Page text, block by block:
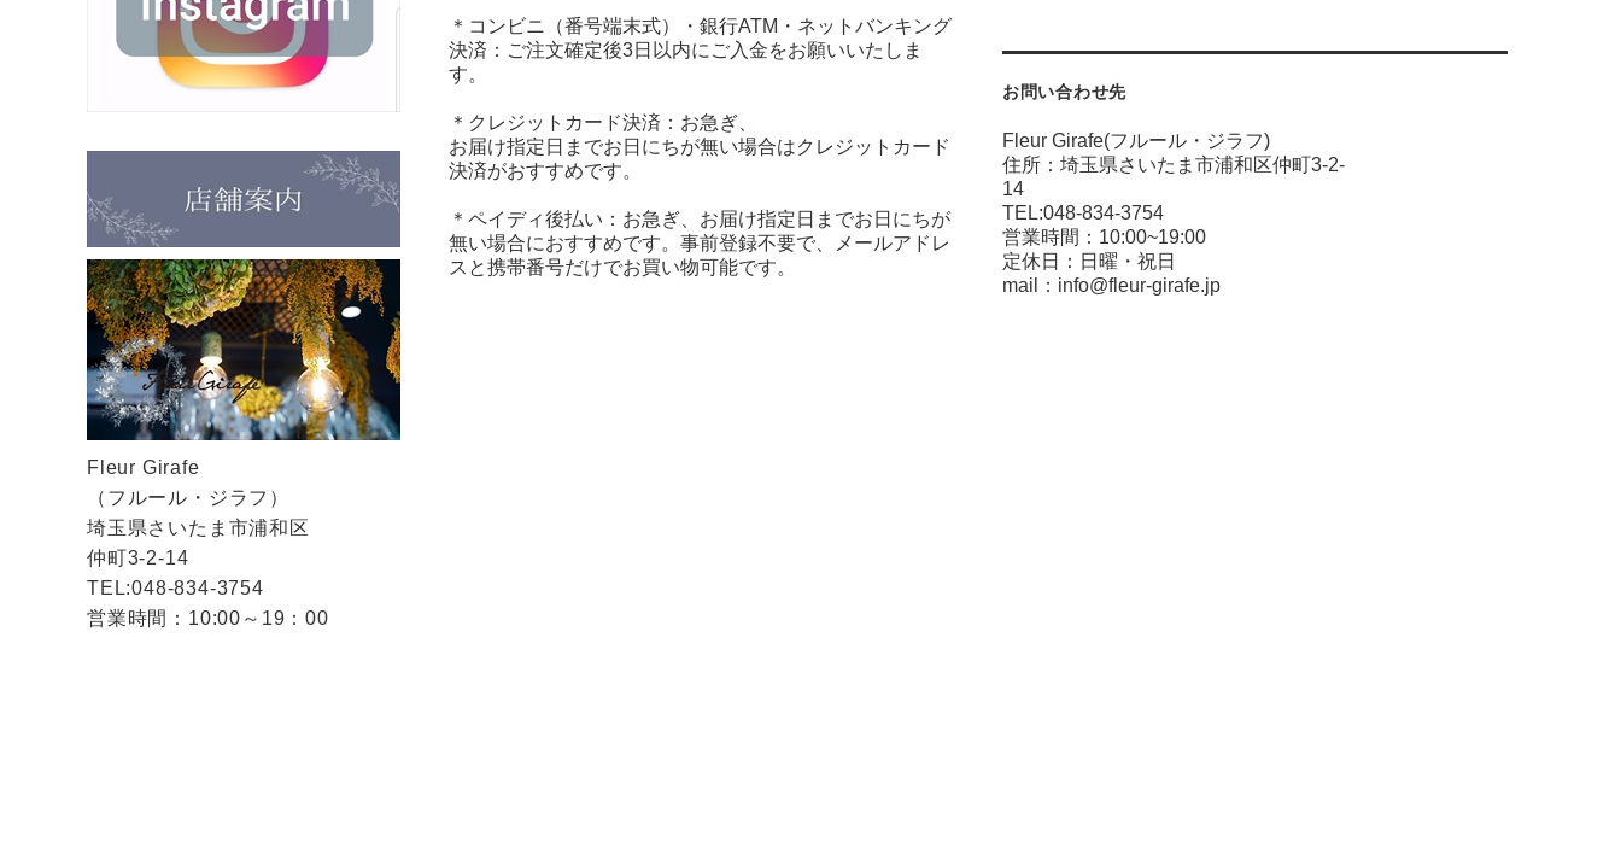
＊コンビニ（番号端末式）・銀行ATM・ネットバンキング
決済：ご注文確定後3日以内にご入金をお願いいたしま
す。
＊クレジットカード決済：お急ぎ、
お届け指定日までお日にちが無い場合はクレジットカード
決済がおすすめです。
＊ペイディ後払い：お急ぎ、お届け指定日までお日にちが
無い場合におすすめです。事前登録不要で、メールアドレ
スと携帯番号だけでお買い物可能です。
お問い合わせ先
Fleur Girafe(フルール・ジラフ)
住所：埼玉県さいたま市浦和区仲町3-2-
14
TEL:048-834-3754
営業時間：10:00~19:00
定休日：日曜・祝日
mail：info@fleur-girafe.jp
Fleur Girafe
（フルール・ジラフ）
埼玉県さいたま市浦和区
仲町3-2-14
TEL:048-834-3754
営業時間：10:00～19：00